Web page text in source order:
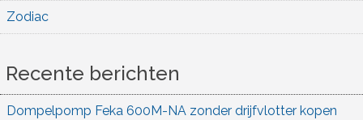
Zodiac
Recente berichten
Dompelpomp Feka 600M-NA zonder drijfvlotter kopen